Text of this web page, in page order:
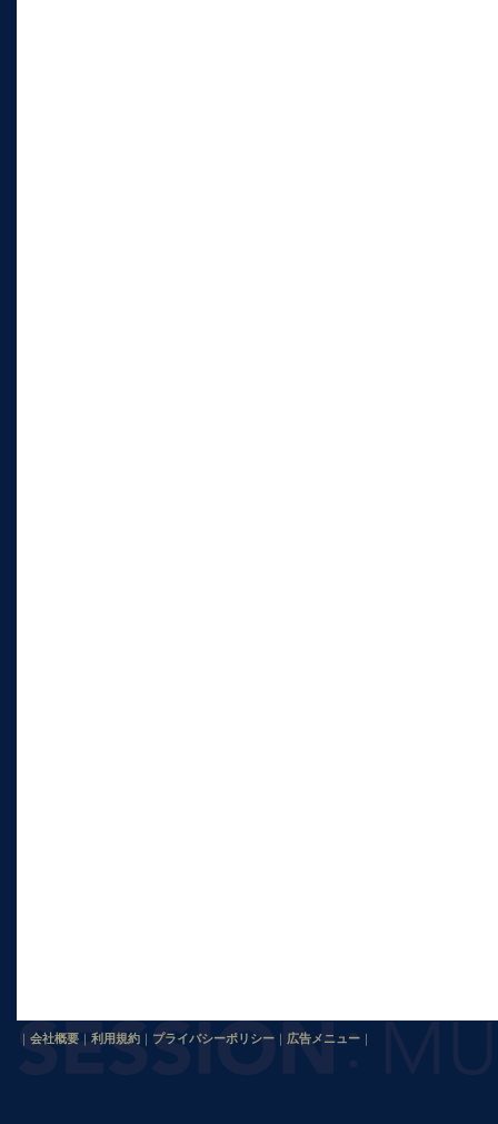
｜ 会社概要 ｜ 利用規約 ｜ プライバシーポリシー ｜ 広告メニュー ｜